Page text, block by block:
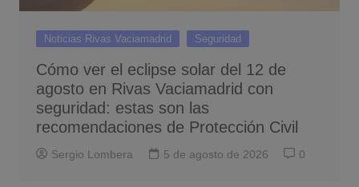
Noticias Rivas Vaciamadrid Seguridad
Cómo ver el eclipse solar del 12 de
agosto en Rivas Vaciamadrid con
seguridad: estas son las
recomendaciones de Protección Civil
Sergio Lombera 5 de agosto de 2026 0